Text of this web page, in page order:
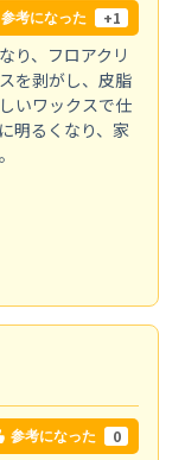
参考になった +1
り、フロアクリ
を剥がし、皮脂
いワックスで仕
明るくなり、家
参考になった 0